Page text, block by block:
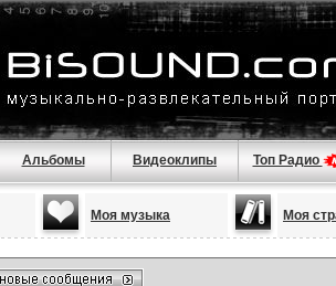
Альбомы Видеоклипы Топ Радио
Моя музыка Моя